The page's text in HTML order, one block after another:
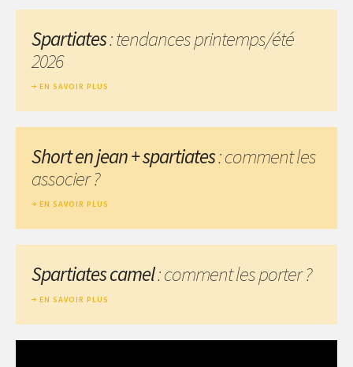
Spartiates: tendances printemps/été
2026
EN SAVOIR PLUS
Short en jean + spartiates: comment les
associer ?
EN SAVOIR PLUS
Spartiates camel: comment les porter ?
EN SAVOIR PLUS